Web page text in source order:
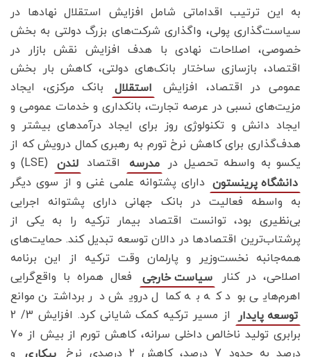
به این ترتیب اقداماتی شامل افزایش استقلال نهادها در
سیاست‌گذاری پولی، واگذاری شرکت‌های بزرگ دولتی به بخش
خصوصی، اصلاحات نهادی با هدف افزایش نقش بازار در
اقتصاد، بازسازی ساختار بانک‌های دولتی، کاهش بار بخش
عمومی در اقتصاد، افزایش
استقلال
بانک مرکزی، ایجاد
مزیت‌های نسبی در عرصه تجارت، بانکداری و خدمات عمومی و
ایجاد دانش و تکنولوژی روز برای ایجاد درآمدهای بیشتر و
هدف‌گذاری برای کاهش نرخ تورم به رهبری کمال درویش که از
یکسو به واسطه تحصیل در
مدرسه اقتصاد لندن
(LSE) و
دانشگاه پرینستون دارای پشتوانه علمی غنی و از سوی دیگر
به واسطه فعالیت در بانک جهانی دارای پشتوانه اجرایی
بی‌نظیری بود، توانست اقتصاد بیمار ترکیه را به یکی از
پرشتاب‌ترین اقتصادها در دالان توسعه تبدیل کند. حمایت‌های
همه‌جانبه نخست‌وزیر و پارلمان وقت ترکیه از این برنامه
اصلاحی، در کنار
سیاست خارجی
فعال همراه با واقع‌گرایی
اهرم‌هایی بود که به کمال درویش در برداشتن موانع
توسعه پایدار
از مسیر ترکیه کمک شایانی کرد. افزایش 3/ 2
برابری تولید ناخالص داخلی سرانه، کاهش تورم از بیش از 70
درصد به حدود 7 درصد، کاهش 2 درصدی نرخ
و